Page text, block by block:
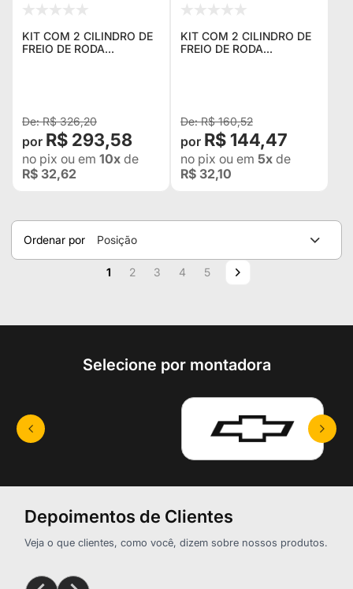
KIT COM 2 CILINDRO DE
FREIO DE RODA
R$ 326,20
R$ 293,58
no pix ou em 10x de
R$ 32,62
KIT COM 2 CILINDRO DE
FREIO DE RODA
R$ 160,52
R$ 144,47
no pix ou em 5x de
R$ 32,10
Ordenar por
Posição
Página
Você esta lendo a pagina
1 Página
2 Página
3 Página
4 Página
5 Página
Próximo
Selecione por montadora
Depoimentos de Clientes
Veja o que clientes, como você, dizem sobre nossos produtos.